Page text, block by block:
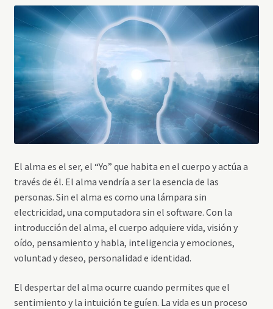
El alma es el ser, el “Yo” que habita en el cuerpo y actúa a
través de él. El alma vendría a ser la esencia de las
personas. Sin el alma es como una lámpara sin
electricidad, una computadora sin el software. Con la
introducción del alma, el cuerpo adquiere vida, visión y
oído, pensamiento y habla, inteligencia y emociones,
voluntad y deseo, personalidad e identidad.
El despertar del alma ocurre cuando permites que el
sentimiento y la intuición te guíen. La vida es un proceso